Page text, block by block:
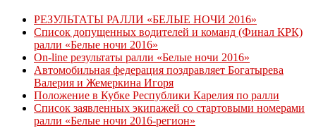
РЕЗУЛЬТАТЫ РАЛЛИ «БЕЛЫЕ НОЧИ 2016»
Список допущенных водителей и команд (Финал КРК)
ралли «Белые ночи 2016»
On-line результаты ралли «Белые ночи 2016»
Автомобильная федерация поздравляет Богатырева
Валерия и Жемеркина Игоря
Положение в Кубке Республики Карелия по ралли
Список заявленных экипажей со стартовыми номерами
ралли «Белые ночи 2016-регион»